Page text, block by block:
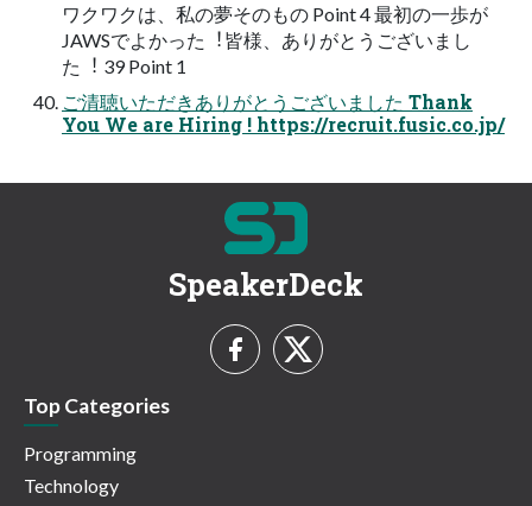
ワクワクは、私の夢そのもの Point 4 最初の⼀歩が
JAWSでよかった︕皆様、ありがとうございまし
た︕ 39 Point 1
ご清聴いただきありがとうございました Thank
You We are Hiring ! https://recruit.fusic.co.jp/
SpeakerDeck
Top Categories
Programming
Technology